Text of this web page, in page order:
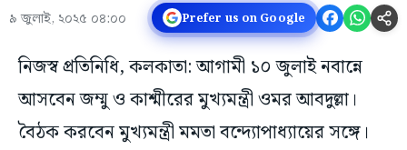
৯ জুলাই, ২০২৫ ০৪:০০ Prefer us on Google
নিজস্ব প্রতিনিধি, কলকাতা: আগামী ১০ জুলাই নবান্নে
আসবেন জম্মু ও কাশ্মীরের মুখ্যমন্ত্রী ওমর আবদুল্লা।
বৈঠক করবেন মুখ্যমন্ত্রী মমতা বন্দ্যোপাধ্যায়ের সঙ্গে।